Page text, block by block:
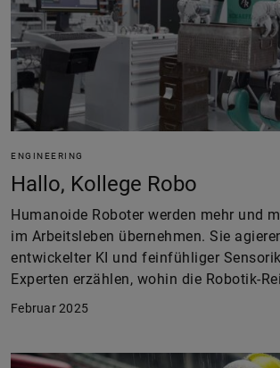
ENGINEERING
Hallo, Kollege Robo
Humanoide Roboter werden mehr und
im Arbeitsleben übernehmen. Sie
entwickelter KI und feinfühliger
Experten erzählen, wohin die Robotik-
Februar 2025